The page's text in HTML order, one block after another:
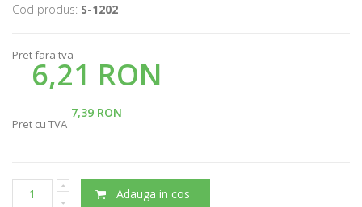
Cod produs: S-1202
Pret fara tva
6,21 RON
7,39 RON
Pret cu TVA
Adauga in cos